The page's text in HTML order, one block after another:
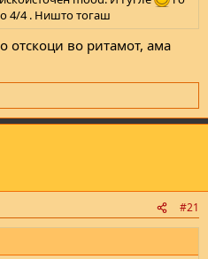
4/4 . Ништо тогаш
отскоци во ритамот, ама
#21